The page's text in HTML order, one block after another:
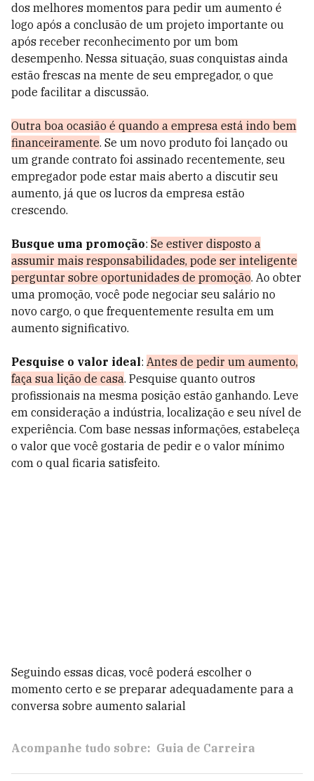
dos melhores momentos para pedir um aumento é
logo após a conclusão de um projeto importante ou
após receber reconhecimento por um bom
desempenho. Nessa situação, suas conquistas ainda
estão frescas na mente de seu empregador, o que
pode facilitar a discussão.
Outra boa ocasião é quando a empresa está indo bem
financeiramente. Se um novo produto foi lançado ou
um grande contrato foi assinado recentemente, seu
empregador pode estar mais aberto a discutir seu
aumento, já que os lucros da empresa estão
crescendo.
Busque uma promoção: Se estiver disposto a
assumir mais responsabilidades, pode ser inteligente
perguntar sobre oportunidades de promoção. Ao obter
uma promoção, você pode negociar seu salário no
novo cargo, o que frequentemente resulta em um
aumento significativo.
Pesquise o valor ideal: Antes de pedir um aumento,
faça sua lição de casa. Pesquise quanto outros
profissionais na mesma posição estão ganhando. Leve
em consideração a indústria, localização e seu nível de
experiência. Com base nessas informações, estabeleça
o valor que você gostaria de pedir e o valor mínimo
com o qual ficaria satisfeito.
Seguindo essas dicas, você poderá escolher o
momento certo e se preparar adequadamente para a
conversa sobre aumento salarial
Acompanhe tudo sobre: Guia de Carreira